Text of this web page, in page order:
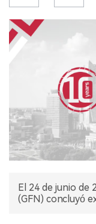
DATOS
EXPOSICIÓN
El 24 de junio de
(GFN) concluyó